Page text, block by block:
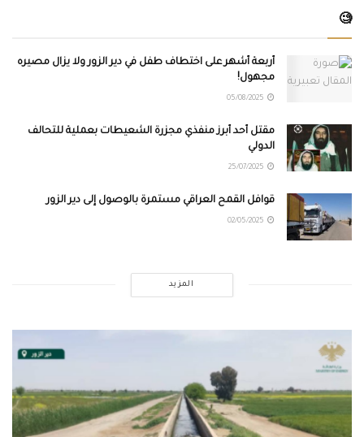
🧐
أربعة أشهر على اختطاف طفل في دير الزور ولا يزال مصيره
مجهول!
مقتل أحد أبرز منفّذي مجزرة الشعيطات بعملية للتحالف
الدولي
قوافل القمح العراقي مستمرة بالوصول إلى دير الزور
المزيد